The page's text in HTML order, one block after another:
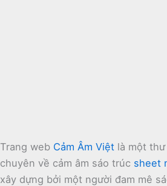
Trang web Cảm Âm Việt là một
chuyên về cảm âm sáo trúc sheet
xây dựng bởi một người đam mê